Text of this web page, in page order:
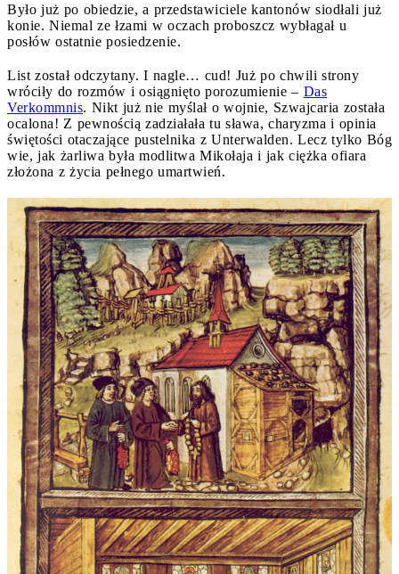
Było już po obiedzie, a przedstawiciele kantonów siodłali już
konie. Niemal ze łzami w oczach proboszcz wybłagał u
posłów ostatnie posiedzenie.
List został odczytany. I nagle… cud! Już po chwili strony
wróciły do rozmów i osiągnięto porozumienie – Das
Verkommnis. Nikt już nie myślał o wojnie, Szwajcaria została
ocalona! Z pewnością zadziałała tu sława, charyzma i opinia
świętości otaczające pustelnika z Unterwalden. Lecz tylko Bóg
wie, jak żarliwa była modlitwa Mikołaja i jak ciężka ofiara
złożona z życia pełnego umartwień.